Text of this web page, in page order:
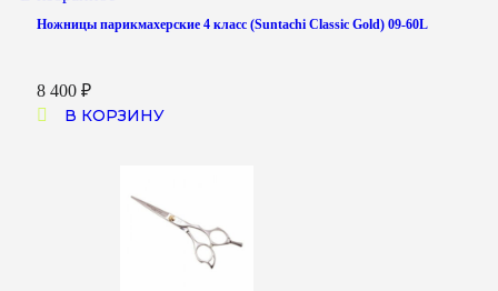
Ножницы парикмахерские 4 класс (Suntachi Classic Gold) 09-60L
8 400 ₽
В КОРЗИНУ